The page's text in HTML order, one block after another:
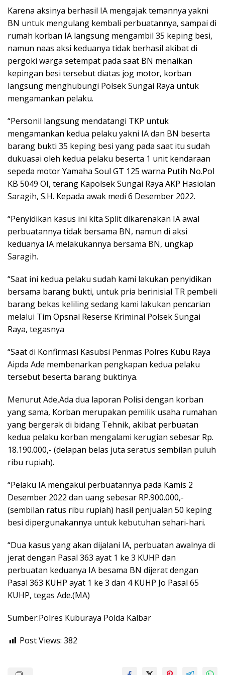
Karena aksinya berhasil IA mengajak temannya yakni
BN untuk mengulang kembali perbuatannya, sampai di
rumah korban IA langsung mengambil 35 keping besi,
namun naas aksi keduanya tidak berhasil akibat di
pergoki warga setempat pada saat BN menaikan
kepingan besi tersebut diatas jog motor, korban
langsung menghubungi Polsek Sungai Raya untuk
mengamankan pelaku.
“Personil langsung mendatangi TKP untuk
mengamankan kedua pelaku yakni IA dan BN beserta
barang bukti 35 keping besi yang pada saat itu sudah
dukuasai oleh kedua pelaku beserta 1 unit kendaraan
sepeda motor Yamaha Soul GT 125 warna Putih No.Pol
KB 5049 OI, terang Kapolsek Sungai Raya AKP Hasiolan
Saragih, S.H. Kepada awak medi 6 Desember 2022.
“Penyidikan kasus ini kita Split dikarenakan IA awal
perbuatannya tidak bersama BN, namun di aksi
keduanya IA melakukannya bersama BN, ungkap
Saragih.
“Saat ini kedua pelaku sudah kami lakukan penyidikan
bersama barang bukti, untuk pria berinisial TR pembeli
barang bekas keliling sedang kami lakukan pencarian
melalui Tim Opsnal Reserse Kriminal Polsek Sungai
Raya, tegasnya
“Saat di Konfirmasi Kasubsi Penmas Polres Kubu Raya
Aipda Ade membenarkan pengkapan kedua pelaku
tersebut beserta barang buktinya.
Menurut Ade,Ada dua laporan Polisi dengan korban
yang sama, Korban merupakan pemilik usaha rumahan
yang bergerak di bidang Tehnik, akibat perbuatan
kedua pelaku korban mengalami kerugian sebesar Rp.
18.190.000,- (delapan belas juta seratus sembilan puluh
ribu rupiah).
“Pelaku IA mengakui perbuatannya pada Kamis 2
Desember 2022 dan uang sebesar RP.900.000,-
(sembilan ratus ribu rupiah) hasil penjualan 50 keping
besi dipergunakannya untuk kebutuhan sehari-hari.
“Dua kasus yang akan dijalani IA, perbuatan awalnya di
jerat dengan Pasal 363 ayat 1 ke 3 KUHP dan
perbuatan keduanya IA besama BN dijerat dengan
Pasal 363 KUHP ayat 1 ke 3 dan 4 KUHP Jo Pasal 65
KUHP, tegas Ade.(MA)
Sumber:Polres Kuburaya Polda Kalbar
Post Views: 382